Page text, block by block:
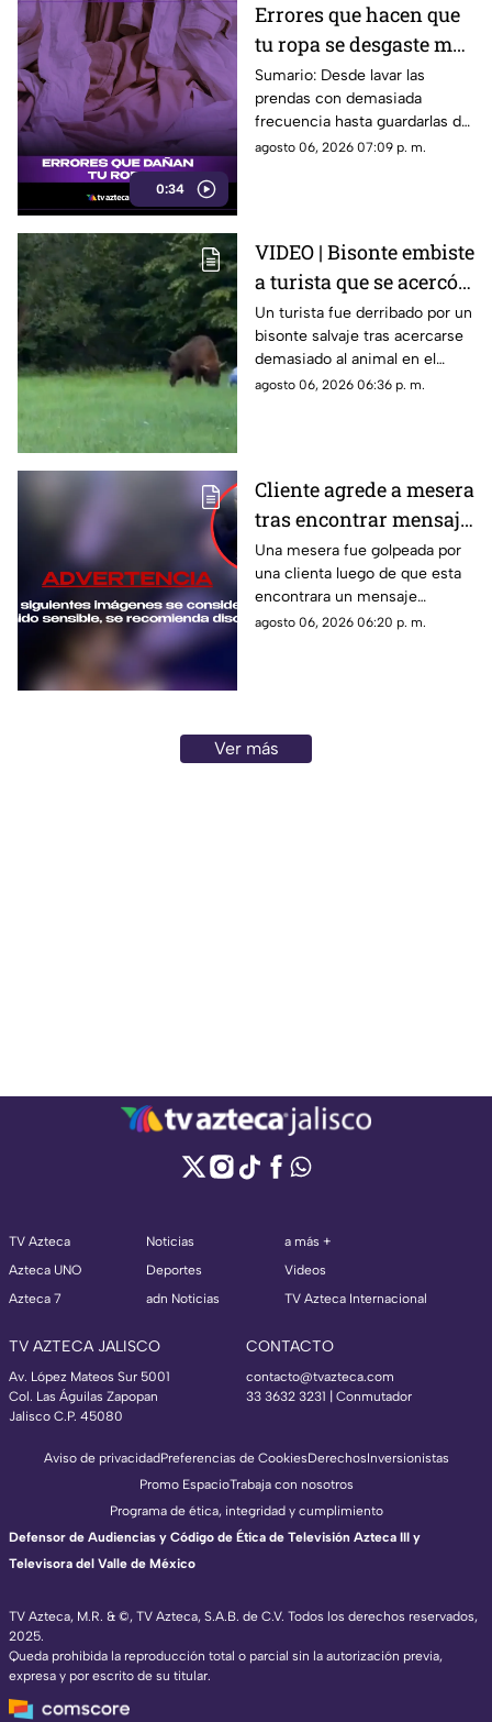
0:34
Errores que hacen que
tu ropa se desgaste más
rápido
Sumario: Desde lavar las
prendas con demasiada
frecuencia hasta guardarlas de
manera incorrecta, algunos
tiempo.
agosto 06, 2026 07:09 p. m.
VIDEO | Bisonte embiste
a turista que se acercó
para tomarse una selfie
en un bosque
Un turista fue derribado por un
bisonte salvaje tras acercarse
demasiado al animal en el
bosque de Białowieża, Polonia.
agosto 06, 2026 06:36 p. m.
Cliente agrede a mesera
tras encontrar mensaje
en el teléfono de su
novio
Una mesera fue golpeada por
una clienta luego de que esta
encontrara un mensaje
enviado al celular de su pareja.
agosto 06, 2026 06:20 p. m.
Ver más
TV Azteca
Azteca UNO
Azteca 7
Noticias
Deportes
adn Noticias
a más +
Videos
TV Azteca Internacional
TV AZTECA JALISCO
Av. López Mateos Sur 5001
Col. Las Águilas Zapopan
Jalisco C.P. 45080
CONTACTO
contacto@tvazteca.com
33 3632 3231 | Conmutador
TV Azteca, M.R. & ©, TV Azteca, S.A.B. de C.V. Todos los derechos reservados,
2025.
Queda prohibida la reproducción total o parcial sin la autorización previa,
expresa y por escrito de su titular.
Aviso de privacidadPreferencias de CookiesDerechosInversionistas
Promo EspacioTrabaja con nosotros
Programa de ética, integridad y cumplimiento
Defensor de Audiencias y Código de Ética de Televisión Azteca III y
Televisora del Valle de México